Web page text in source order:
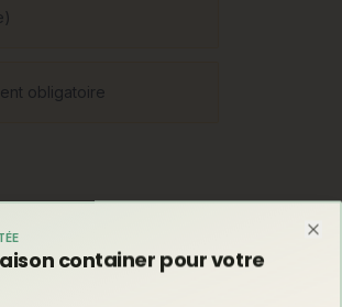
obligatoire
créée dans le
courantes : ossature
l'existant), container
container pour votre